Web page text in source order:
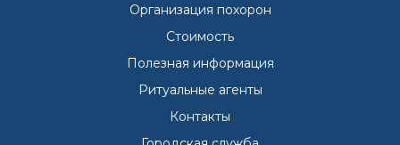
Организация похорон
Стоимость
Полезная информация
Ритуальные агенты
Контакты